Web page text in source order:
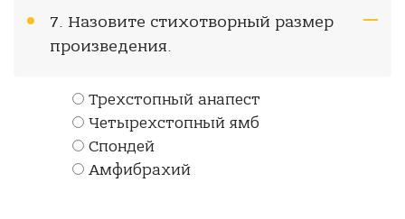
7. Назовите стихотворный размер
произведения.
Трехстопный анапест
Четырехстопный ямб
Спондей
Амфибрахий